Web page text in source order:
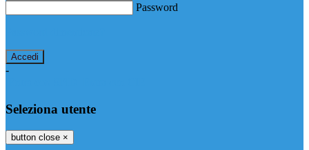
Password
-
Seleziona utente
button close ×